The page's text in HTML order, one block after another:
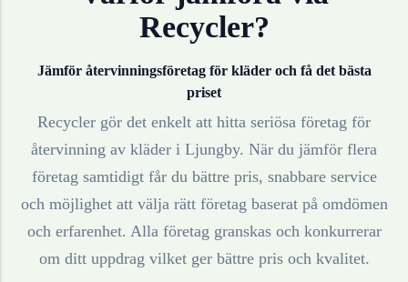
Recycler?
Jämför återvinningsföretag för kläderoch få det bästa
priset
Recycler gör det enkelt att hitta seriösa företag för
återvinning av kläder i Ljungby. När du jämför flera
företag samtidigt får du bättre pris, snabbare service
och möjlighet att välja rätt företag baserat på omdömen
och erfarenhet. Alla företag granskas och konkurrerar
om ditt uppdrag vilket ger bättre pris och kvalitet.